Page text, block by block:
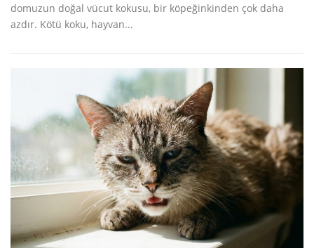
domuzun doğal vücut kokusu, bir köpeğinkinden çok daha
azdır. Kötü koku, hayvan...